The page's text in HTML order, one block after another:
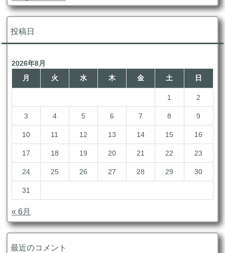
ー
カ
イ
ブ
投稿日
2026年8月
月
火 水 木 金 土 日
1 2
3 4 5 6 7 8 9
10 11 12 13 14 15 16
17 18 19 20 21 22 23
24 25 26 27 28 29 30
31
« 6月
最近のコメント